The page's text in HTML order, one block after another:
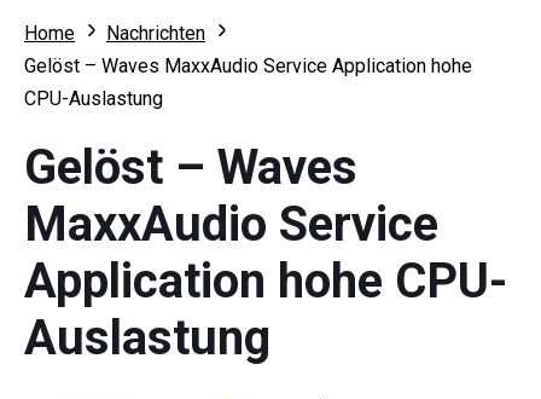
Home
Nachrichten
Gelöst – Waves MaxxAudio Service Application hohe
CPU-Auslastung
Gelöst – Waves
MaxxAudio Service
Application hohe CPU-
Auslastung